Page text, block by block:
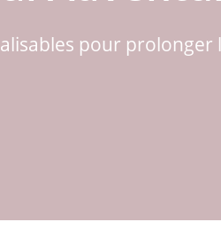
pour prolonger